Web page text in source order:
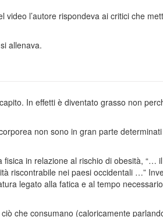
l’autore rispondeva ai critici che
allenava.
In effetti è diventato grasso non
non sono in gran parte
fisica in relazione al rischio di obesità, “… il
riscontrabile nei paesi occidentali …”
legato alla fatica e al tempo
che consumano (caloricamente